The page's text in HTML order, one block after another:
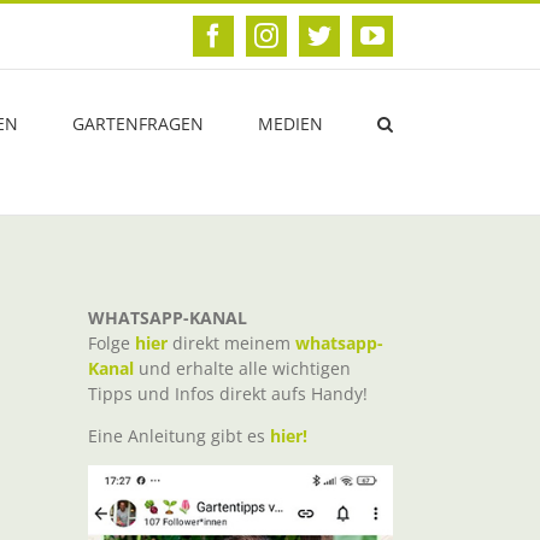
FacebookInstagram
TwitterYouTube
GARTENFRAGEN MEDIEN
WHATSAPP-KANAL
Folge hier direkt meinem whatsapp-
Kanal und erhalte alle wichtigen
Tipps und Infos direkt aufs Handy!
Eine Anleitung gibt es hier!